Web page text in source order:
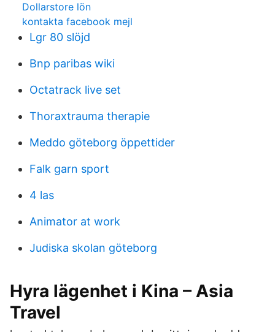
Dollarstore lön
kontakta facebook mejl
Lgr 80 slöjd
Bnp paribas wiki
Octatrack live set
Thoraxtrauma therapie
Meddo göteborg öppettider
Falk garn sport
4 las
Animator at work
Judiska skolan göteborg
Hyra lägenhet i Kina – Asia
Travel